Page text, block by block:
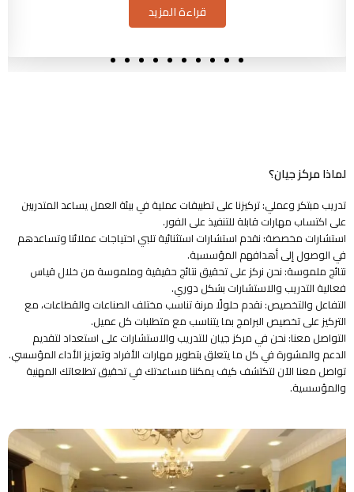
قراءة المزيد
لماذا مركز جيان؟
تدريب مبتكر وعملي: تركيزنا على تطبيقات عملية في بيئة العمل يساعد المتدربين
على اكتساب مهارات قابلة للتنفيذ على الفور.
استشارات مخصصة: نقدم استشارات استثنائية تلبي احتياجات عملائنا وتساعدهم
في الوصول إلى أهدافهم المؤسسية.
نتائج ملموسة: نحن نركز على تحقيق نتائج حقيقية وملموسة من خلال قياس
فعالية التدريب والاستشارات بشكل دوري.
التفاعل والتخصيص: نقدم حلولًا مرنة تناسب مختلف الصناعات والقطاعات، مع
التركيز على تخصيص البرامج بما يتناسب مع متطلبات كل عميل.
التواصل معنا: نحن في مركز جيان للتدريب والاستشارات على استعداد لتقديم
الدعم والمشورة في كل ما يتعلق بتطوير مهارات الأفراد وتعزيز الأداء المؤسسي.
تواصل معنا الآن لتكتشف كيف يمكننا مساعدتك في تحقيق تطلعاتك المهنية
والمؤسسية.